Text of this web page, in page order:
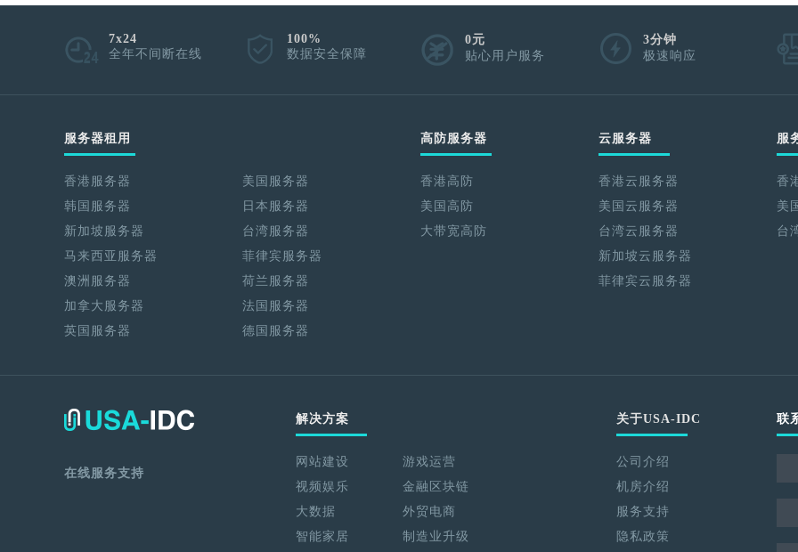
7x24
全年不间断在线
100%
数据安全保障
0元
贴心用户服务
3分钟
极速响应
服务器租用
香港服务器
美国服务器
韩国服务器
日本服务器
新加坡服务器
台湾服务器
马来西亚服务器
菲律宾服务器
澳洲服务器
荷兰服务器
加拿大服务器
法国服务器
英国服务器
德国服务器
高防服务器
香港高防
美国高防
大带宽高防
云服务器
香港云服务器
美国云服务器
台湾云服务器
新加坡云服务器
菲律宾云服务器
服
香
美
台
在线服务支持
解决方案
网站建设
游戏运营
视频娱乐
金融区块链
大数据
外贸电商
智能家居
制造业升级
关于USA-IDC
公司介绍
机房介绍
服务支持
隐私政策
联